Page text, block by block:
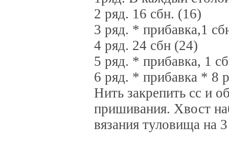
2 ряд. 16 сбн. (16)
3 ряд. * прибавка,1
4 ряд. 24 сбн (24)
5 ряд. * прибавка, 1
6 ряд. * прибавка * 8
Нить закрепить сс и
пришивания. Хвост
вязания туловища на